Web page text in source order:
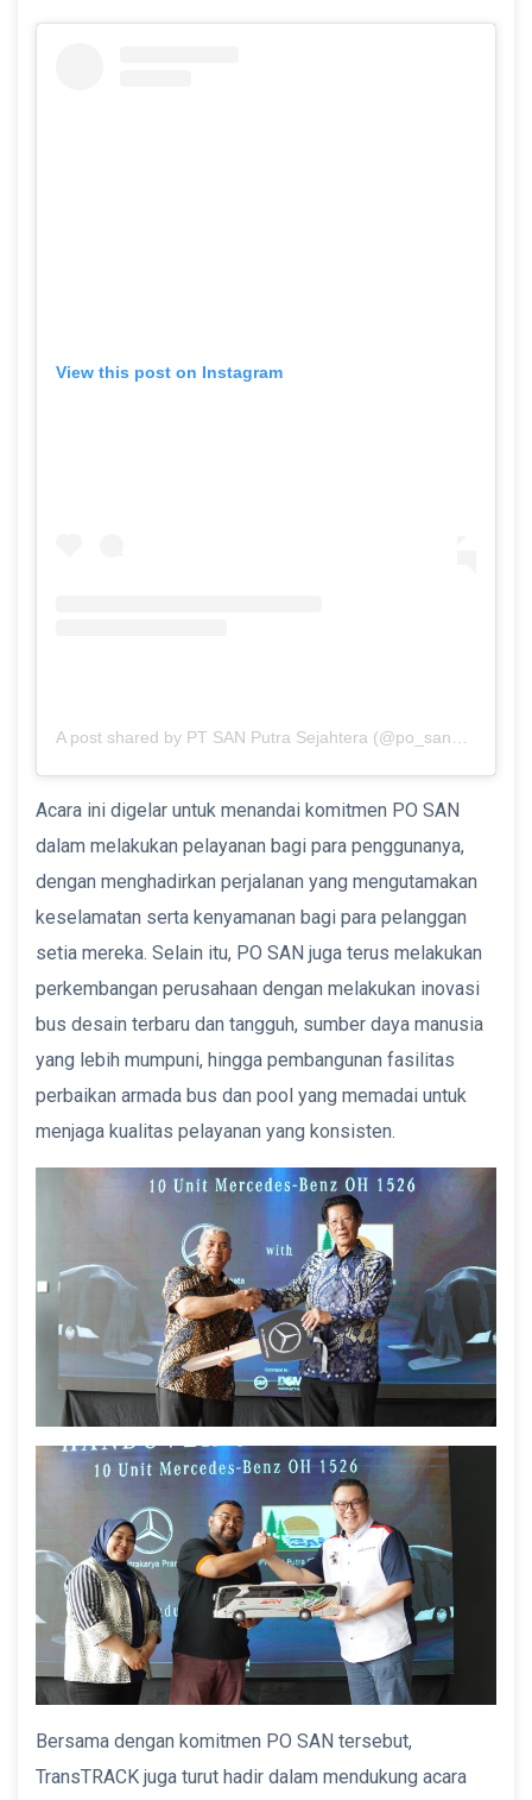
View this post on Instagram
Acara ini digelar untuk menandai komitmen PO SAN
dalam melakukan pelayanan bagi para penggunanya,
dengan menghadirkan perjalanan yang mengutamakan
keselamatan serta kenyamanan bagi para pelanggan
setia mereka. Selain itu, PO SAN juga terus melakukan
perkembangan perusahaan dengan melakukan inovasi
bus desain terbaru dan tangguh, sumber daya manusia
yang lebih mumpuni, hingga pembangunan fasilitas
perbaikan armada bus dan pool yang memadai untuk
menjaga kualitas pelayanan yang konsisten.
Bersama dengan komitmen PO SAN tersebut,
TransTRACK juga turut hadir dalam mendukung acara